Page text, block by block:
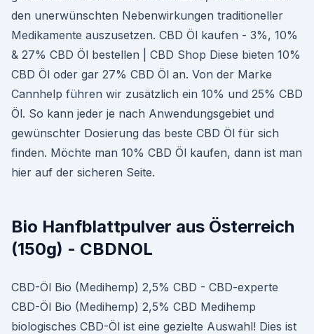
den unerwünschten Nebenwirkungen traditioneller
Medikamente auszusetzen. CBD Öl kaufen - 3%, 10%
& 27% CBD Öl bestellen | CBD Shop Diese bieten 10%
CBD Öl oder gar 27% CBD Öl an. Von der Marke
Cannhelp führen wir zusätzlich ein 10% und 25% CBD
Öl. So kann jeder je nach Anwendungsgebiet und
gewünschter Dosierung das beste CBD Öl für sich
finden. Möchte man 10% CBD Öl kaufen, dann ist man
hier auf der sicheren Seite.
Bio Hanfblattpulver aus Österreich
(150g) - CBDNOL
CBD-Öl Bio (Medihemp) 2,5% CBD - CBD-experte
CBD-Öl Bio (Medihemp) 2,5% CBD Medihemp
biologisches CBD-Öl ist eine gezielte Auswahl! Dies ist